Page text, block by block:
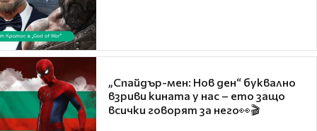
„Спайдър-мен: Нов ден“ буквално
взриви кината у нас – ето защо
всички говорят за него👀🎬